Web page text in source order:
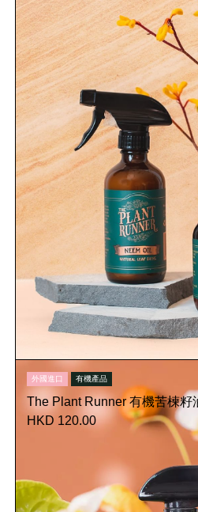
外國進口 有機產品
The Plant Runner 有機苦楝籽
HKD 120.00